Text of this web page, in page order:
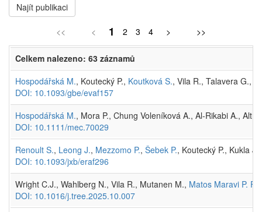
Najít publikaci
<< < 1 2 3 4 > >>
Celkem nalezeno: 63 záznamů
Hospodářská M., Koutecký P., Koutková S., Vila R., Talavera G.,
DOI: 10.1093/gbe/evaf157
Hospodářská M., Mora P., Chung Voleníková A., Al-Rikabi A.,
DOI: 10.1111/mec.70029
Renoult S., Leong J., Mezzomo P., Šebek P., Koutecký P., Kukla
DOI: 10.1093/jxb/eraf296
Wright C.J., Wahlberg N., Vila R., Mutanen M., Matos Maravi P. F.
DOI: 10.1016/j.tree.2025.10.007